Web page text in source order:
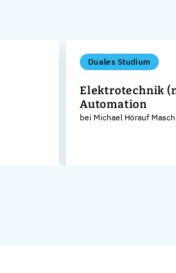
Duales Studium
Elektrotechnik
Automation
bei Michael Hörauf